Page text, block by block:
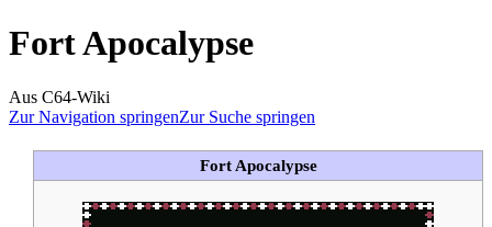
Fort Apocalypse
Aus C64-Wiki
Zur Navigation springenZur Suche springen
Fort Apocalypse